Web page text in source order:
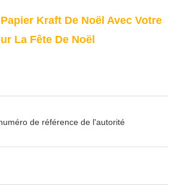
Kraft De Noël Avec Votre
La Fête De Noël
de référence de l'autorité